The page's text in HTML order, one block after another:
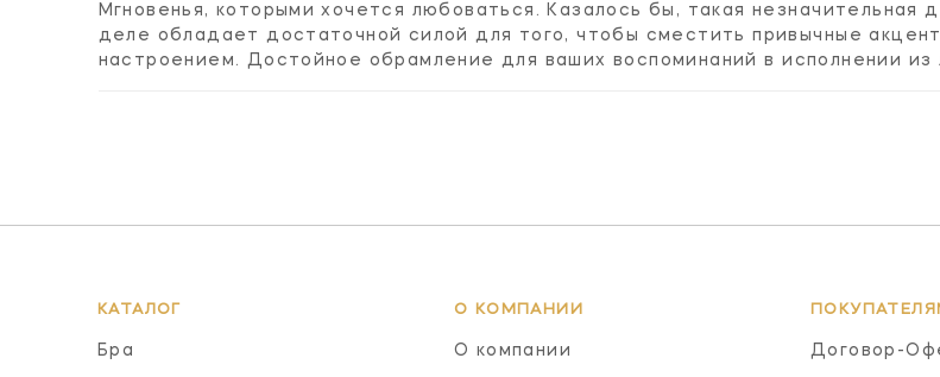
Мгновенья, которыми хочется любоваться. Казалось бы, такая незначительная
деле обладает достаточной силой для того, чтобы сместить привычные
настроением. Достойное обрамление для ваших воспоминаний в исполнении из
КАТАЛОГ
Бра
О КОМПАНИИ
О компании Договор-